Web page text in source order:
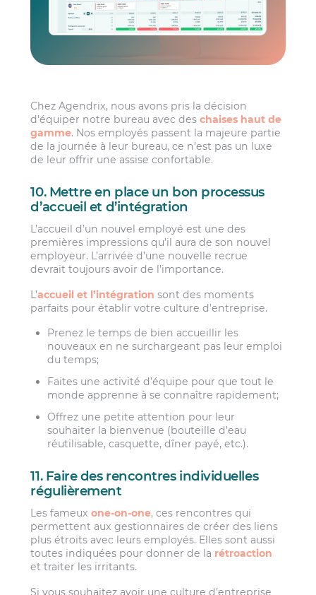
Chez Agendrix, nous avons pris la décision
d’équiper notre bureau avec deschaises haut de
gamme. Nos employés passent la majeure partie
de la journée à leur bureau, ce n’est pas un luxe
de leur offrir une assise confortable.
10. Mettre en place un bon processus
d’accueil et d’intégration
L’accueil d’un nouvel employé est une des
premières impressions qu’il aura de son nouvel
employeur. L’arrivée d’une nouvelle recrue
devrait toujours avoir de l’importance.
L’accueil et l’intégration sont des moments
parfaits pour établir votre culture d’entreprise.
Prenez le temps de bien accueillir les
nouveaux en ne surchargeant pas leur emploi
du temps;
Faites une activité d’équipe pour que tout le
monde apprenne à se connaître rapidement;
Offrez une petite attention pour leur
souhaiter la bienvenue (bouteille d’eau
réutilisable, casquette, dîner payé, etc.).
11. Faire des rencontres individuelles
régulièrement
Les fameuxone-on-one, ces rencontres qui
permettent aux gestionnaires de créer des liens
plus étroits avec leurs employés. Elles sont aussi
toutes indiquées pour donner de la rétroaction
et traiter les irritants.
Si vous souhaitez avoir une culture d’entreprise